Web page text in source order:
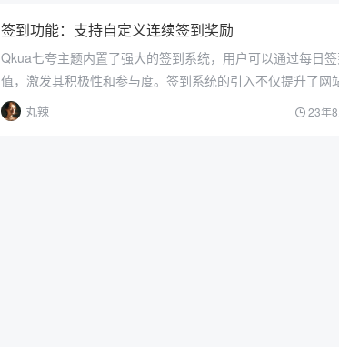
签到功能：支持自定义连续签到奖励
Qkua七夸主题内置了强大的签到系统，用户可以通过每日
值，激发其积极性和参与度。签到系统的引入不仅提升了网
提供了奖励用户和促进用户忠诚度的有效方式。此外，还支
功能，站长可以根据需求设定不同的奖励规则，如额外积分
丸辣 23年